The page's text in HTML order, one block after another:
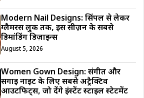
Modern Nail Designs: सिंपल से लेकर
ग्लैमरस लुक तक, इस सीज़न के सबसे
डिमांडिंग डिज़ाइन्स
August 5, 2026
Women Gown Design: संगीत और
सगाई नाइट के लिए सबसे अट्रैक्टिव
आउटफिट्स, जो देंगे इंस्टेंट स्टाइल स्टेटमेंट